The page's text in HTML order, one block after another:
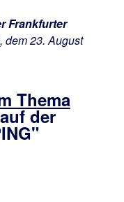
Frankfurter
dem 23. August
Thema
der